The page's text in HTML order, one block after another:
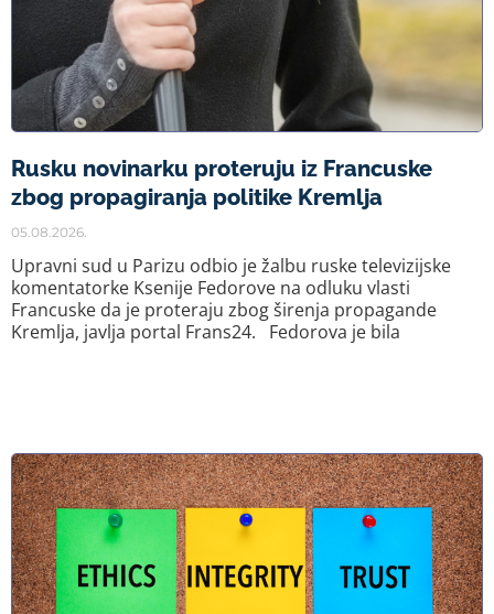
Rusku novinarku proteruju iz Francuske
zbog propagiranja politike Kremlja
05.08.2026.
Upravni sud u Parizu odbio je žalbu ruske televizijske
komentatorke Ksenije Fedorove na odluku vlasti
Francuske da je proteraju zbog širenja propagande
Kremlja, javlja portal Frans24. Fedorova je bila